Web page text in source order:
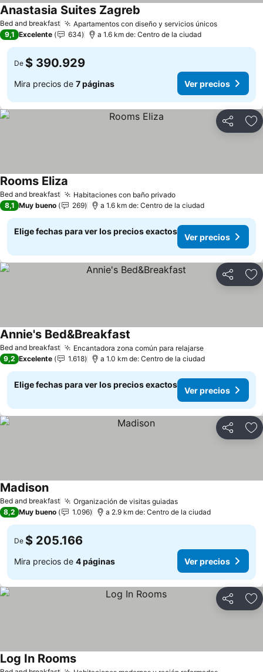
Bed and breakfast Apartamentos con diseño y servicios únicos
Anastasia Suites Zagreb
9,1 Excelente 634 a 1.6 km de: Centro de la ciudad
De $ 390.929
Mira precios de 7 páginas Ver precios
Compartir
Bed and breakfast Habitaciones con baño privado
Rooms Eliza
8,1 Muy bueno 269 a 1.6 km de: Centro de la ciudad
Elige fechas para ver los precios exactos
Ver precios
Compartir
Bed and breakfast Encantadora zona común para relajarse
Annie's Bed&Breakfast
9,2 Excelente 1.618 a 1.0 km de: Centro de la ciudad
Elige fechas para ver los precios exactos
Ver precios
Compartir
Bed and breakfast Organización de visitas guiadas
Madison
8,2 Muy bueno 1.096 a 2.9 km de: Centro de la ciudad
De $ 205.166
Mira precios de 4 páginas Ver precios
Compartir
Log In Rooms